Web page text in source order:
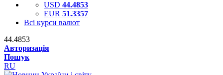
USD 44.4853
EUR 51.3357
Всі курси валют
44.4853
Авторизація
Пошук
RU